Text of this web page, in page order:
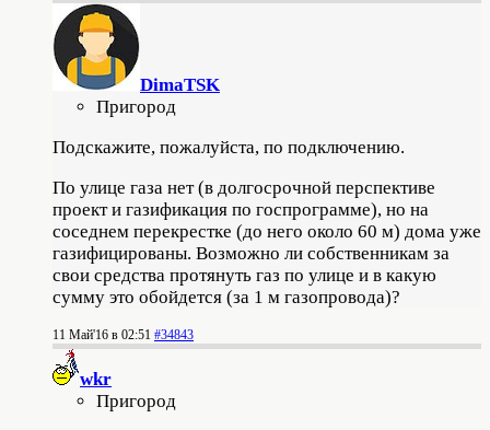
DimaTSK
Пригород
Подскажите, пожалуйста, по подключению.
По улице газа нет (в долгосрочной перспективе
проект и газификация по госпрограмме), но на
соседнем перекрестке (до него около 60 м) дома уже
газифицированы. Возможно ли собственникам за
свои средства протянуть газ по улице и в какую
сумму это обойдется (за 1 м газопровода)?
11 Май'16 в 02:51 #34843
wkr
Пригород